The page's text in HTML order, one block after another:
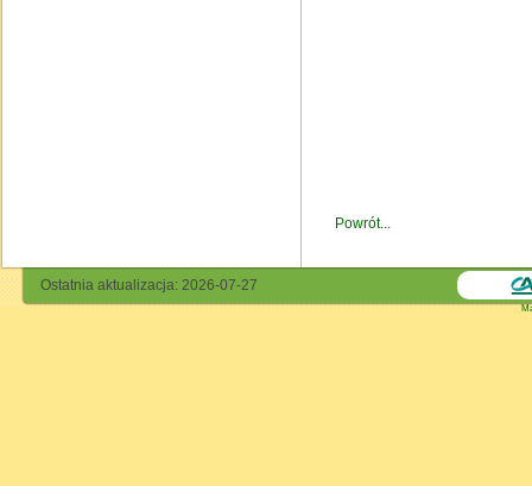
Powrót...
Ostatnia aktualizacja: 2026-07-27